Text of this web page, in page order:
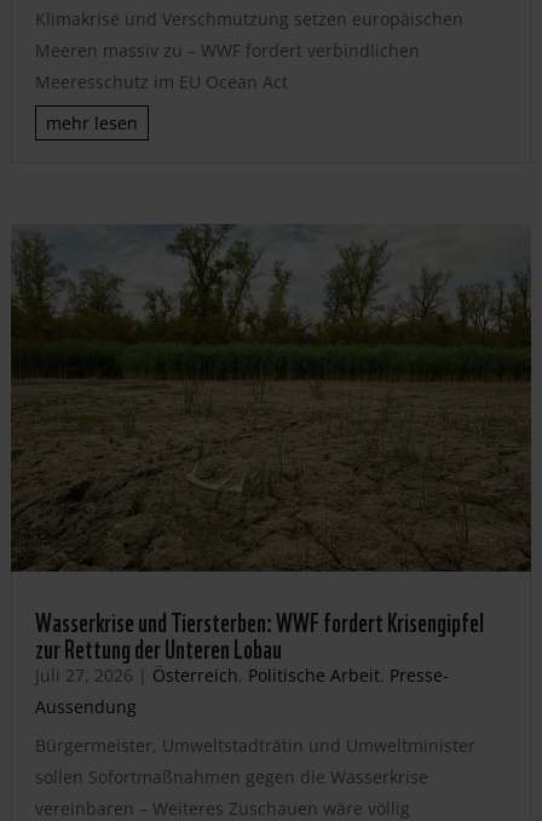
Klimakrise und Verschmutzung setzen europäischen
Meeren massiv zu – WWF fordert verbindlichen
Meeresschutz im EU Ocean Act
mehr lesen
Wasserkrise und Tiersterben: WWF fordert Krisengipfel
zur Rettung der Unteren Lobau
Juli 27, 2026 | Österreich, Politische Arbeit, Presse-
Aussendung
Bürgermeister, Umweltstadträtin und Umweltminister
sollen Sofortmaßnahmen gegen die Wasserkrise
vereinbaren – Weiteres Zuschauen wäre völlig